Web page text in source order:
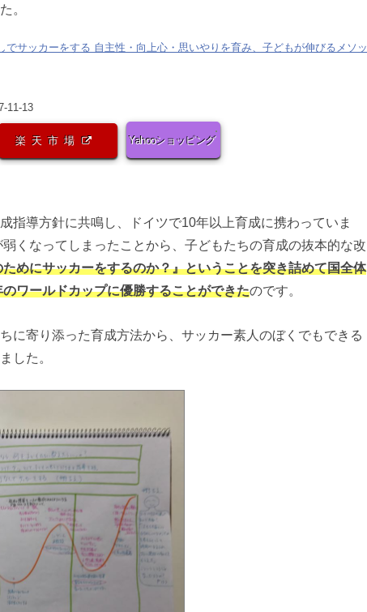
。
でサッカーをする 自主性・向上心・思いやりを育み、子どもが伸びるメソッ
11-13
楽天市場 Yahooショッピング
指導方針に共鳴し、ドイツで10年以上育成に携わっていま
くなってしまったことから、子どもたちの育成の抜本的な改
めにサッカーをするのか？』ということを突き詰めて国全体
ワールドカップに優勝することができたのです。
に寄り添った育成方法から、サッカー素人のぼくでもできる
した。